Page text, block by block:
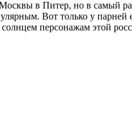
в Питер, но в самый
Вот только у
персонажам этой